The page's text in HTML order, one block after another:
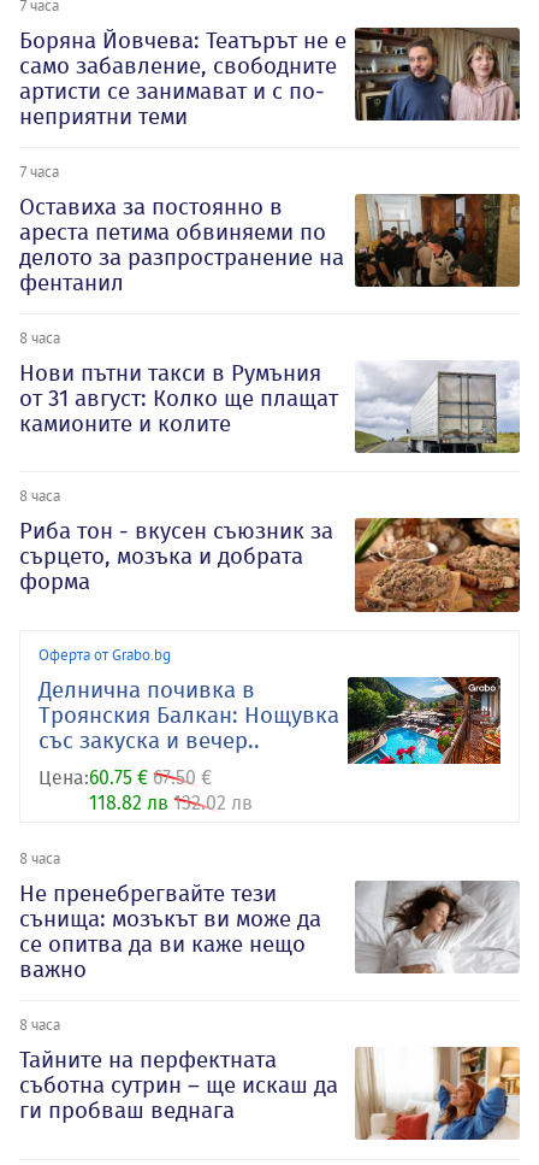
7 часа
Боряна Йовчева: Театърът не е
само забавление, свободните
артисти се занимават и с по-
неприятни теми
7 часа
Оставиха за постоянно в
ареста петима обвиняеми по
делото за разпространение на
фентанил
8 часа
Нови пътни такси в Румъния
от 31 август: Колко ще плащат
камионите и колите
8 часа
Риба тон - вкусен съюзник за
сърцето, мозъка и добрата
форма
Оферта от Grabo.bg
Делнична почивка в
Троянския Балкан: Нощувка
със закуска и вечер..
Цена:60.75 € 67.50 €
118.82 лв 132.02 лв
8 часа
Не пренебрегвайте тези
сънища: мозъкът ви може да
се опитва да ви каже нещо
важно
8 часа
Тайните на перфектната
съботна сутрин – ще искаш да
ги пробваш веднага